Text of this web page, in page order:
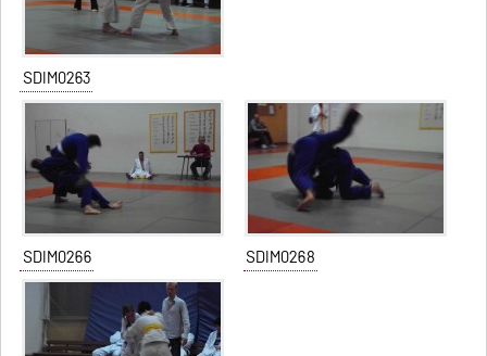
SDIM0263
SDIM0266 SDIM0268